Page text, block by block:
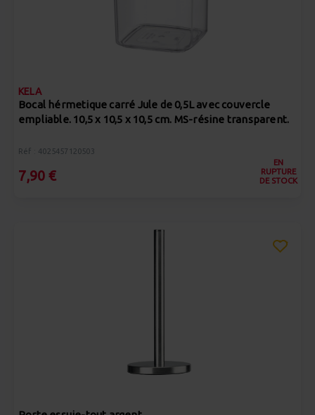
KELA
Bocal hérmetique carré Jule de 0,5L avec couvercle
empliable. 10,5 x 10,5 x 10,5 cm. MS-résine transparent.
Réf : 4025457120503
7,90 €
EN
RUPTURE
DE STOCK